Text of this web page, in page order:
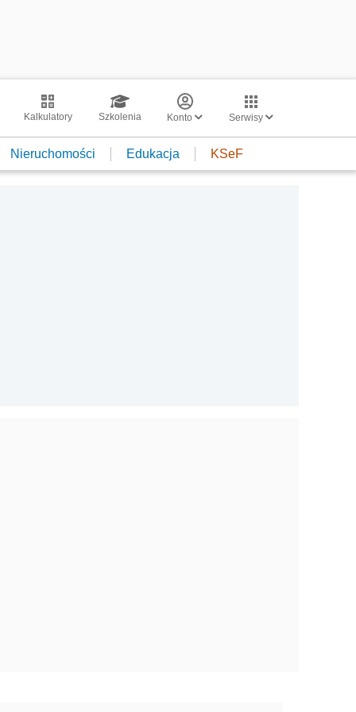
Kalkulatory Szkolenia Konto Serwisy
Nieruchomości Edukacja KSeF